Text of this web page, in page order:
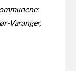
Varanger,